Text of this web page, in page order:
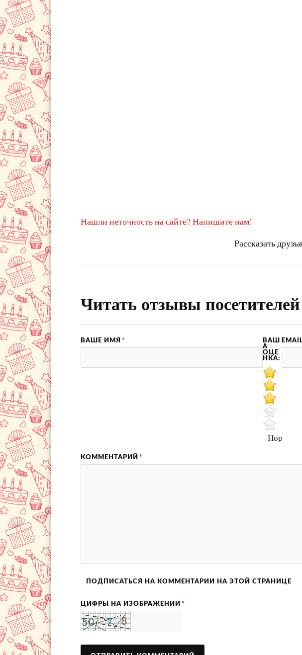
Нашли неточность на сайте? Напишите нам!
Рассказать
Читать отзывы посетителей
ВАШЕ ИМЯ *
ВАШ
А
ОЦЕ
НКА:
КОММЕНТАРИЙ *
ПОДПИСАТЬСЯ НА КОММЕНТАРИИ НА ЭТОЙ СТРАНИЦЕ
ЦИФРЫ НА ИЗОБРАЖЕНИИ *